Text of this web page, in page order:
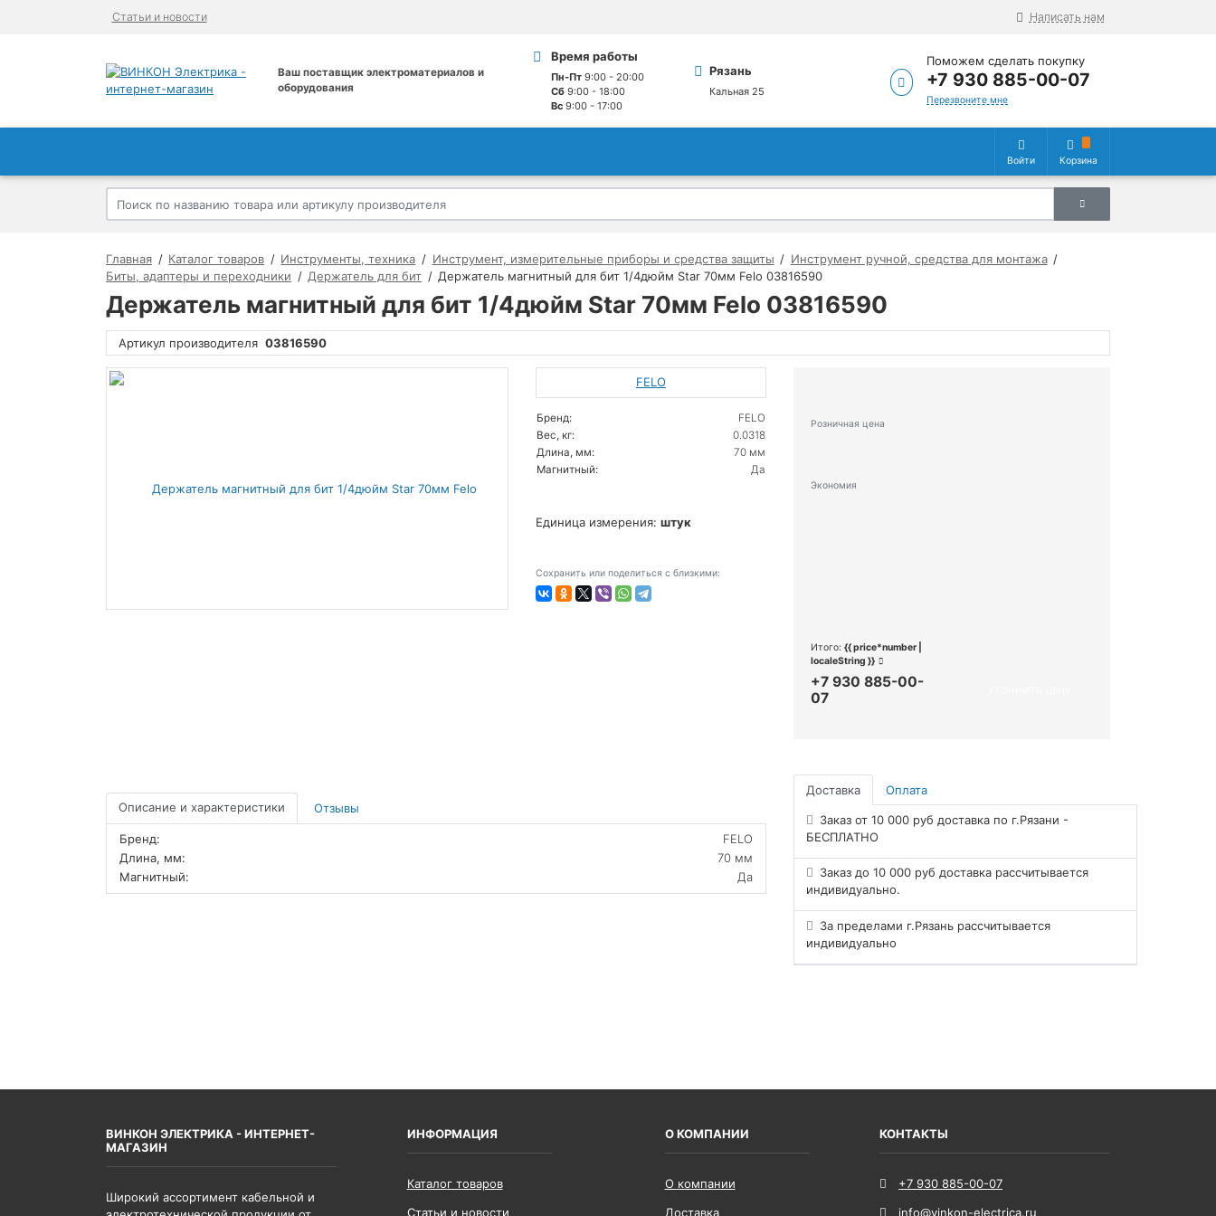
Статьи и новости Написать нам
Ваш поставщик электроматериалов и
оборудования
Время работы
Пн-Пт9:00 - 20:00
Сб9:00 - 18:00
Вс9:00 - 17:00
Рязань
Кальная 25
Поможем сделать покупку
+7 930 885-00-07
Перезвоните мне
Войти Корзина
Главная Каталог товаров Инструменты, техника Инструмент, измерительные приборы и средства защиты
Инструмент ручной, средства для монтажа
Биты, адаптеры и переходники
Держатель для бит Держатель магнитный для бит 1/4дюйм Star 70мм Felo 03816590
Держатель магнитный для бит 1/4дюйм Star 70мм Felo 03816590
Артикул производителя 03816590
FELO
Бренд:
FELO
Вес, кг:
0.0318
Длина, мм:
70 мм
Магнитный:
Да
Единица измерения: штук
Сохранить или поделиться с близкими:
Розничная цена
Экономия
Итого: {{ price*number |
localeString }}
+7 930 885-00-
07
Доставка Оплата
Заказ от 10 000 руб доставка по г.Рязани -
БЕСПЛАТНО
Заказ до 10 000 руб доставка рассчитывается
индивидуально.
За пределами г.Рязань рассчитывается
индивидуально
Описание и характеристики Отзывы
Бренд:
FELO
Длина, мм:
70 мм
Магнитный:
Да
ВИНКОН ЭЛЕКТРИКА - ИНТЕРНЕТ-
МАГАЗИН
Широкий ассортимент кабельной и
ИНФОРМАЦИЯ
Каталог товаров
Статьи и новости
О КОМПАНИИ
О компании
Доставка
КОНТАКТЫ
+7 930 885-00-07
info@vinkon-electrica.ru